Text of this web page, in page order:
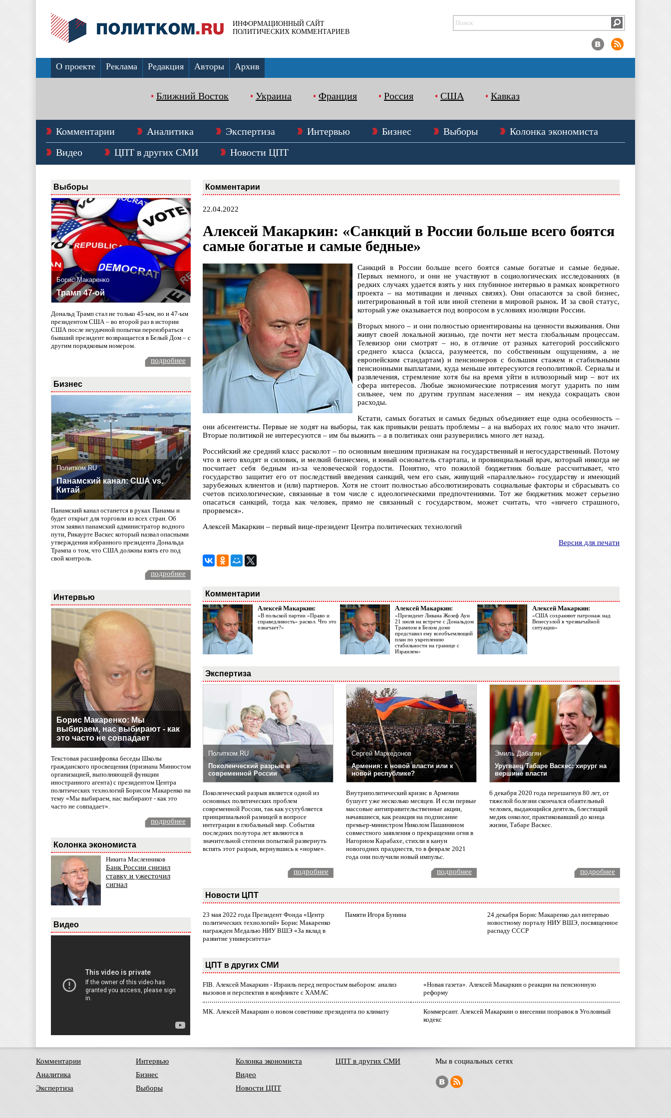
ИНФОРМАЦИОННЫЙ САЙТ
ПОЛИТИЧЕСКИХ КОММЕНТАРИЕВ
О проекте Реклама Редакция Авторы Архив
Ближний Восток Украина Франция Россия США Кавказ
Комментарии Аналитика Экспертиза Интервью Бизнес Выборы
Колонка экономиста
Видео
ЦПТ в других СМИ Новости ЦПТ
Выборы
Борис Макаренко
Трамп 47-ой
Дональд Трамп стал не только 45-ым, но и 47-ым
президентом США – во второй раз в истории
США после неудачной попытки переизбраться
бывший президент возвращается в Белый Дом – с
другим порядковым номером.
подробнее
Бизнес
Политком.RU
Панамский канал: США vs.
Китай
Панамский канал останется в руках Панамы и
будет открыт для торговли из всех стран. Об
этом заявил панамский администратор водного
пути, Рикаурте Васкес который назвал опасными
утверждения избранного президента Дональда
Трампа о том, что США должны взять его под
свой контроль.
подробнее
Интервью
Борис Макаренко: Мы
выбираем, нас выбирают - как
это часто не совпадает
Текстовая расшифровка беседы Школы
гражданского просвещения (признана Минюстом
организацией, выполняющей функции
иностранного агента) с президентом Центра
политических технологий Борисом Макаренко на
тему «Мы выбираем, нас выбирают - как это
часто не совпадает».
подробнее
Колонка экономиста
Никита Масленников
Банк России снизил
ставку и ужесточил
сигнал
Видео
Комментарии
22.04.2022
Алексей Макаркин: «Санкций в России больше всего боятся
самые богатые и самые бедные»
Санкций в России больше всего боятся самые богатые и самые бедные.
Первых немного, и они не участвуют в социологических исследованиях (в
редких случаях удается взять у них глубинное интервью в рамках конкретного
проекта – на мотивации и личных связях). Они опасаются за свой бизнес,
интегрированный в той или иной степени в мировой рынок. И за свой статус,
который уже оказывается под вопросом в условиях изоляции России.
Вторых много – и они полностью ориентированы на ценности выживания. Они
живут своей локальной жизнью, где почти нет места глобальным процессам.
Телевизор они смотрят – но, в отличие от разных категорий российского
среднего класса (класса, разумеется, по собственным ощущениям, а не
европейским стандартам) и пенсионеров с большим стажем и стабильными
пенсионными выплатами, куда меньше интересуются геополитикой. Сериалы и
развлечения, стремление хотя бы на время уйти в иллюзорный мир – вот их
сфера интересов. Любые экономические потрясения могут ударить по ним
сильнее, чем по другим группам населения – им некуда сокращать свои
расходы.
Кстати, самых богатых и самых бедных объединяет еще одна особенность –
они абсентеисты. Первые не ходят на выборы, так как привыкли решать проблемы – а на выборах их голос мало что значит.
Вторые политикой не интересуются – им бы выжить – а в политиках они разуверились много лет назад.
Российский же средний класс расколот – по основным внешним признакам на государственный и негосударственный. Потому
что в него входят и силовик, и мелкий бизнесмен, и юный основатель стартапа, и провинциальный врач, который никогда не
посчитает себя бедным из-за человеческой гордости. Понятно, что пожилой бюджетник больше рассчитывает, что
государство защитит его от последствий введения санкций, чем его сын, живущий «параллельно» государству и имеющий
зарубежных клиентов и (или) партнеров. Хотя не стоит полностью абсолютизировать социальные факторы и сбрасывать со
счетов психологические, связанные в том числе с идеологическими предпочтениями. Тот же бюджетник может серьезно
опасаться санкций, тогда как человек, прямо не связанный с государством, может считать, что «ничего страшного,
прорвемся».
Алексей Макаркин – первый вице-президент Центра политических технологий
Версия для печати
Комментарии
Алексей Макаркин:
«В польской партии «Право и
справедливость» раскол. Что это
означает?»
Алексей Макаркин:
«Президент Ливана Жозеф Аун
21 июля на встрече с Дональдом
Трампом в Белом доме
представил ему всеобъемлющий
план по укреплению
стабильности на границе с
Израилем»
Алексей Макаркин:
«США сохраняют патронаж над
Венесуэлой в чрезвычайной
ситуации»
Экспертиза
Политком.RU
Поколенческий разрыв в
современной России
Поколенческий разрыв является одной из
основных политических проблем
современной России, так как усугубляется
принципиальной разницей в вопросе
интеграции в глобальный мир. События
последних полутора лет являются в
значительной степени попыткой развернуть
вспять этот разрыв, вернувшись к «норме».
Сергей Маркедонов
Армения: к новой власти или к
новой республике?
Внутриполитический кризис в Армении
бушует уже несколько месяцев. И если первые
массовые антиправительственные акции,
начавшиеся, как реакция на подписание
премьер-министром Николом Пашиняном
совместного заявления о прекращении огня в
Нагорном Карабахе, стихли в канун
новогодних празднеств, то в феврале 2021
года они получили новый импульс.
Эмиль Дабагян
Уругваец Табаре Васкес: хирург на
вершине власти
6 декабря 2020 года перешагнув 80 лет, от
тяжелой болезни скончался обаятельный
человек, выдающийся деятель, блестящий
медик онколог, практиковавший до конца
жизни, Табаре Васкес.
подробнее подробнее подробнее
Новости ЦПТ
23 мая 2022 года Президент Фонда «Центр
политических технологий» Борис Макаренко
награжден Медалью НИУ ВШЭ «За вклад в
развитие университета»
Памяти Игоря Бунина
24 декабря Борис Макаренко дал интервью
новостному порталу НИУ ВШЭ, посвященное
распаду СССР
ЦПТ в других СМИ
FIB. Алексей Макаркин - Израиль перед непростым выбором: анализ
вызовов и перспектив в конфликте с ХАМАС
«Новая газета». Алексей Макаркин о реакции на пенсионную
реформу
МК. Алексей Макаркин о новом советнике президента по климату
Коммерсант. Алексей Макаркин о внесении поправок в Уголовный
кодекс
Комментарии
Аналитика
Экспертиза
Интервью
Бизнес
Выборы
Колонка экономиста
Видео
Новости ЦПТ
ЦПТ в других СМИ Мы в социальных сетях